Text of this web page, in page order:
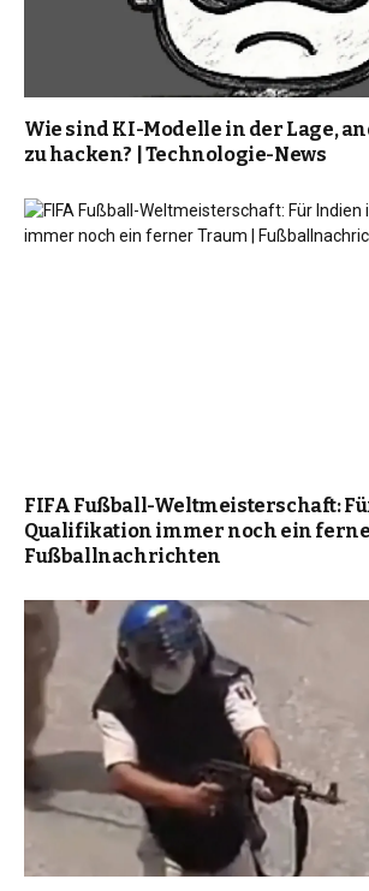
Wie sind KI-Modelle in der Lage,
zu hacken? | Technologie-News
FIFA Fußball-Weltmeisterschaft:
Qualifikation immer noch ein
Fußballnachrichten